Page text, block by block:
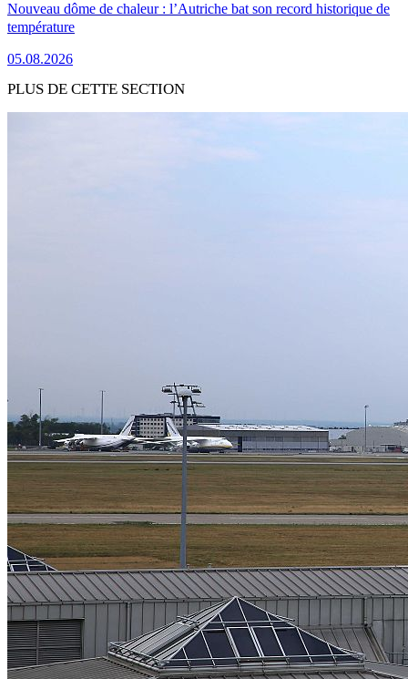
Nouveau dôme de chaleur : l’Autriche bat son record historique de
température
05.08.2026
PLUS DE CETTE SECTION